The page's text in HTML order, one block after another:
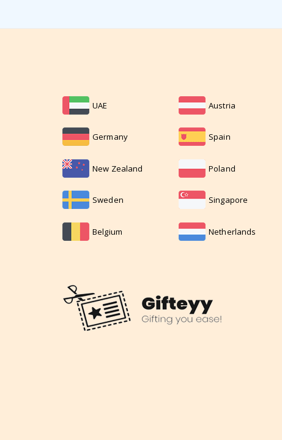
UAE Austria
Germany Spain
New Zealand Poland
Sweden Singapore
Belgium Netherlands